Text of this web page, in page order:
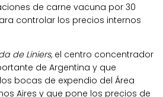
de carne vacuna por 30
controlar los precios internos
de Liniers,el centro concentrador
de Argentina y que
bocas de expendio del Área
Aires y que pone los precios de